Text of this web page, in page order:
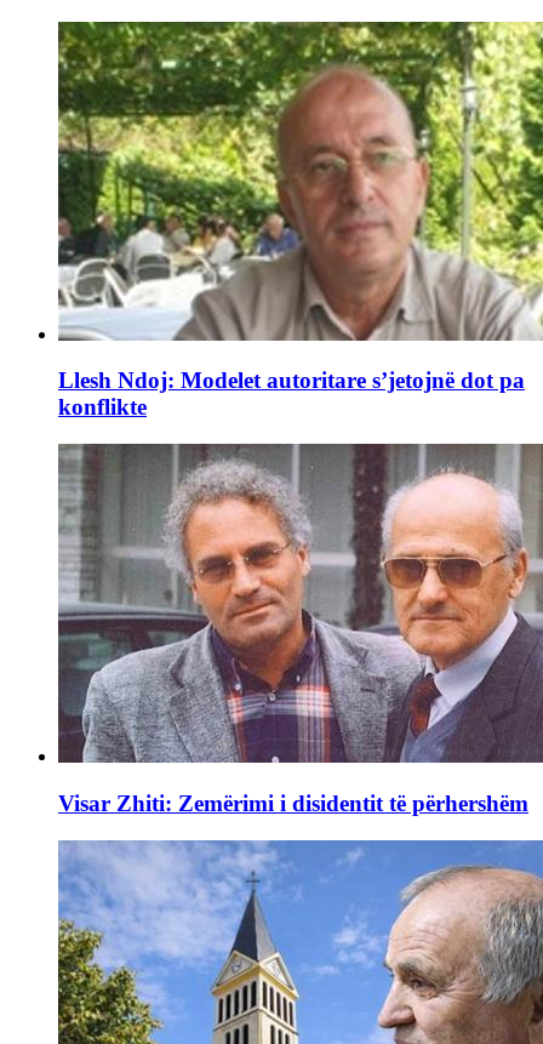
Llesh Ndoj: Modelet autoritare s’jetojnë dot pa
konflikte
Visar Zhiti: Zemërimi i disidentit të përhershëm